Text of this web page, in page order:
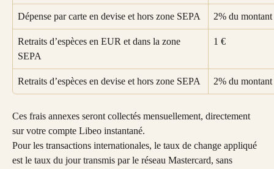
Dépense par carte en devise et hors zone SEPA 2% du montant
Retraits d’espèces en EUR et dans la zone
SEPA
1 €
Retraits d’espèces en devise et hors zone SEPA 2% du montant
Ces frais annexes seront collectés mensuellement, directement
sur votre compte Libeo instantané.
Pour les transactions internationales, le taux de change appliqué
est le taux du jour transmis par le réseau Mastercard, sans